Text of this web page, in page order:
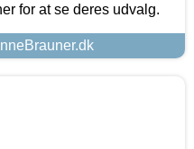
for at se deres udvalg.